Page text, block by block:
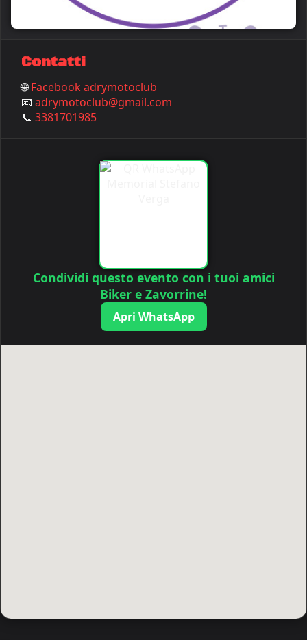
Contatti
🌐Facebook adrymotoclub
📧 adrymotoclub@gmail.com
📞 3381701985
Condividi questo evento con i tuoi amici
Biker e Zavorrine!
Apri WhatsApp